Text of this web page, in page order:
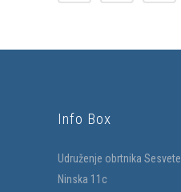
Info Box
Udruženje obrtnika Sesvete
Ninska 11c